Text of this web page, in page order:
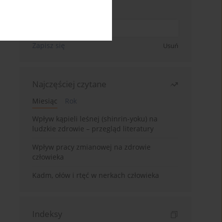
Zapisz się Usuń
Najczęściej czytane
Miesiąc
Rok
Wpływ kąpieli leśnej (shinrin-yoku) na
ludzkie zdrowie – przegląd literatury
Wpływ pracy zmianowej na zdrowie
człowieka
Kadm, ołów i rtęć w nerkach człowieka
Indeksy